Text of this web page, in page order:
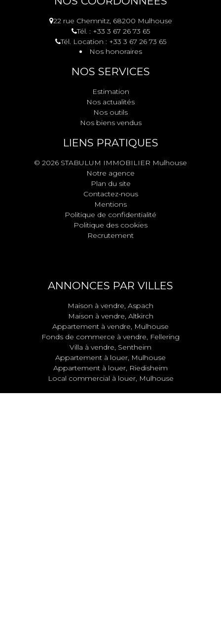
22 rue Chemnitz, 68200 Mulhouse
Tél. : +33 3 67 26 73 65
Tél. Location : +33 3 67 26 73 65
Nos honoraires
NOS SERVICES
Estimation
Nos actualités
Nos outils
Nos biens vendus
LIENS PRATIQUES
© 2026 STABULUM IMMOBILIER Mulhouse
Notre agence
Plan du site
Contactez-nous
Mentions
Politique de confidentialité
Politique des cookies
Recrutement
ANNONCES PAR VILLES
Maison à vendre, Aspach
Maison à vendre, Altkirch
Appartement à vendre, Mulhouse
Fonds de commerce à vendre, Fellering
Villa à vendre, Sentheim
Appartement à louer, Mulhouse
Appartement à louer, Riedisheim
Local commercial à louer, Mulhouse